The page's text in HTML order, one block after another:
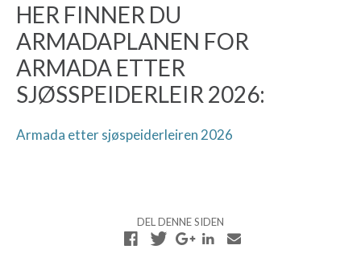
HER FINNER DU
ARMADAPLANEN FOR
ARMADA ETTER
SJØSSPEIDERLEIR 2026:
Armada etter sjøspeiderleiren 2026
DEL DENNE SIDEN